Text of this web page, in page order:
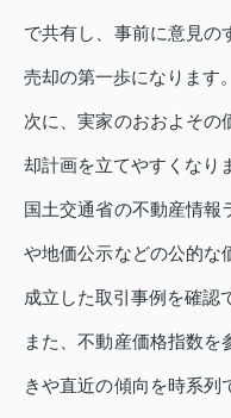
で共有し、事前に意見の
売却の第一歩になります。
次に、実家のおおよその
却計画を立てやすくなり
国土交通省の不動産情報
や地価公示などの公的な
成立した取引事例を確認
また、不動産価格指数
きや直近の傾向を時系列